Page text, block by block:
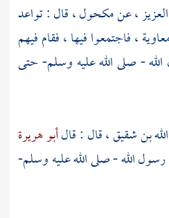
، عنمكحول، قال : تواعد
، فاجتمعوا فيها ، فقام فيهم
- صلى الله عليه وسلم- حتى
بن شقيق، قال : قالأبو هريرة
الله - صلى الله عليه وسلم-